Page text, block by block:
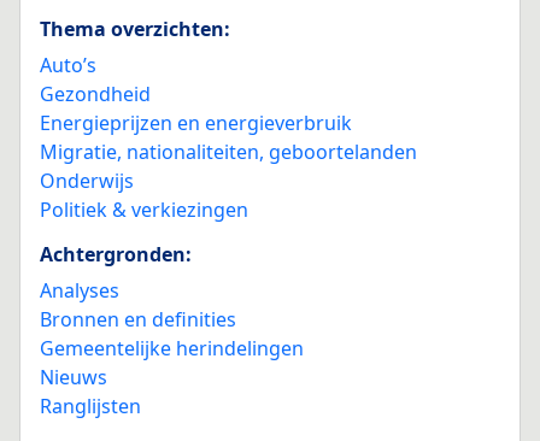
Thema overzichten:
Auto’s
Gezondheid
Energieprijzen en energieverbruik
Migratie, nationaliteiten, geboortelanden
Onderwijs
Politiek & verkiezingen
Achtergronden:
Analyses
Bronnen en definities
Gemeentelijke herindelingen
Nieuws
Ranglijsten